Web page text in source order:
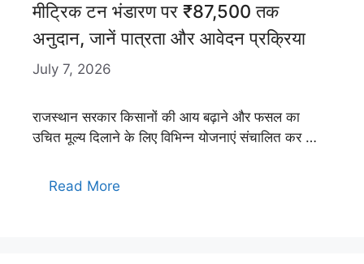
मीट्रिक टन भंडारण पर ₹87,500 तक
अनुदान, जानें पात्रता और आवेदन प्रक्रिया
July 7, 2026
राजस्थान सरकार किसानों की आय बढ़ाने और फसल का
उचित मूल्य दिलाने के लिए विभिन्न योजनाएं संचालित कर …
Read More